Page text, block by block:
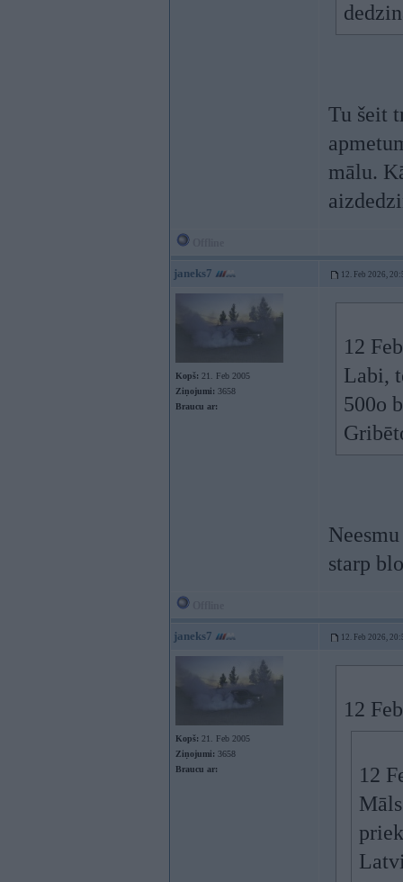
Tu šeit
mālu.
janeks7 12. Feb 2026,
Kopš: 21. Feb 2005
Ziņojumi: 3658
Braucu ar:
12
Labi,
500o
starp
janeks7 12. Feb 2026,
Kopš: 21. Feb 2005
Ziņojumi: 3658
Braucu ar:
12
12